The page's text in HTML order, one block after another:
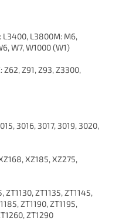
L3400, L3800M: M6,
W7, W1000 (W1)
Z62, Z91, Z93, Z3300,
3016, 3017, 3019, 3020,
XZ185, XZ275,
ZT1130, ZT1135, ZT1145,
ZT1190, ZT1195,
ZT1290